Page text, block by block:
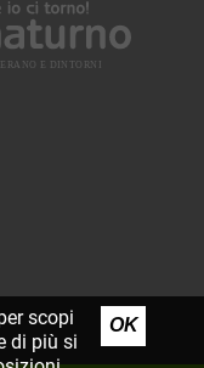
scopi
di più si
OK